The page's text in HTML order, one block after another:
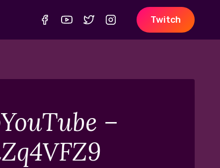
Twitch
–